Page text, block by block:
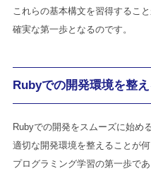
これらの基本構文を習得するこ
確実な第一歩となるのです。
Rubyでの開発環境を整
Rubyでの開発をスムーズに始め
適切な開発環境を整えることが何
プログラミング学習の第一歩で